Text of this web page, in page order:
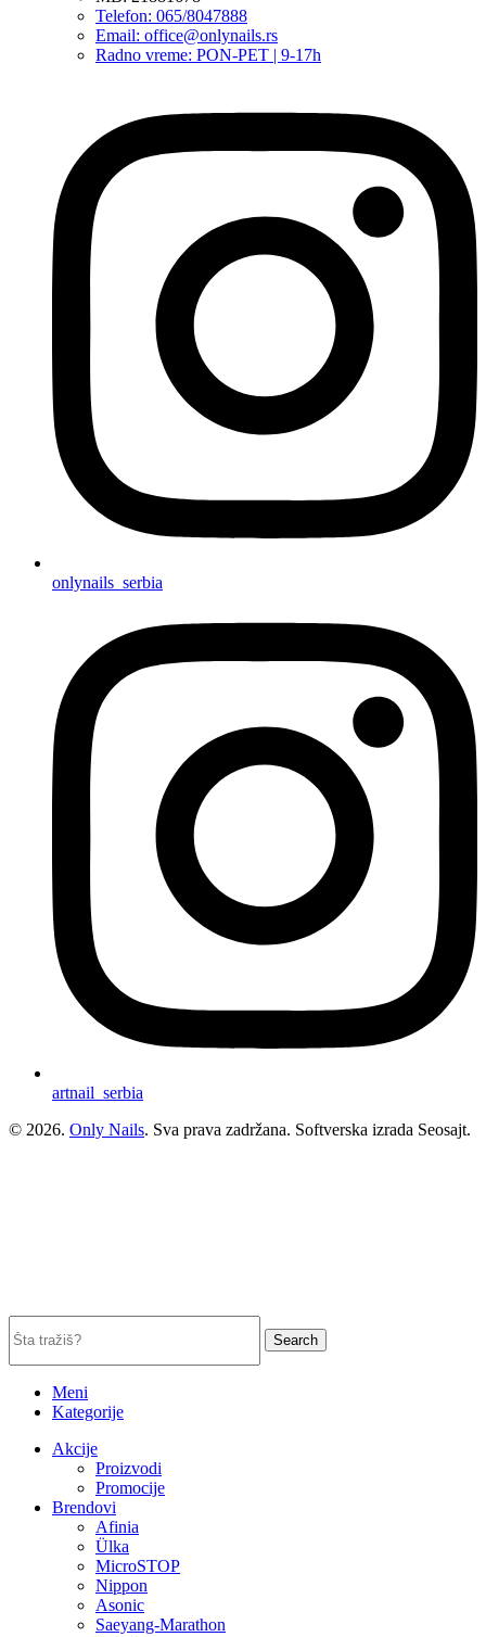
Telefon: 065/8047888
Email: office@onlynails.rs
Radno vreme: PON-PET | 9-17h
onlynails_serbia
artnail_serbia
© 2026. Only Nails. Sva prava zadržana. Softverska izrada Seosajt.
Search
Meni
Kategorije
Akcije
Proizvodi
Promocije
Brendovi
Afinia
Ülka
MicroSTOP
Nippon
Asonic
Saeyang-Marathon